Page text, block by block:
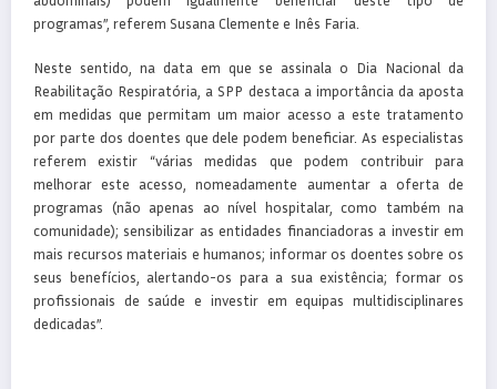
programas”, referem Susana Clemente e Inês Faria.
Neste sentido, na data em que se assinala o Dia Nacional da
Reabilitação Respiratória, a SPP destaca a importância da aposta
em medidas que permitam um maior acesso a este tratamento
por parte dos doentes que dele podem beneficiar. As especialistas
referem existir “várias medidas que podem contribuir para
melhorar este acesso, nomeadamente aumentar a oferta de
programas (não apenas ao nível hospitalar, como também na
comunidade); sensibilizar as entidades financiadoras a investir em
mais recursos materiais e humanos; informar os doentes sobre os
seus benefícios, alertando-os para a sua existência; formar os
profissionais de saúde e investir em equipas multidisciplinares
dedicadas”.